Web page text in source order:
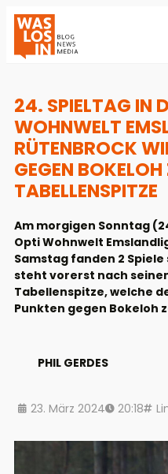
24. SPIELTAG IN
WOHNWELT
RÜTENBROCK
GEGEN
TABELLENSPITZE
Am morgigen Sonntag
Opti Wohnwelt
Samstag fanden 2
steht vorerst nach
Tabellenspitze, welche
Punkten gegen Bokeloh
PHIL GERDES
23. März 2024 20:18